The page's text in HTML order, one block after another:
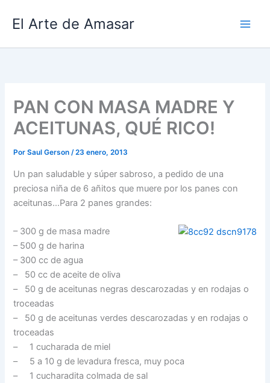
El Arte de Amasar
PAN CON MASA MADRE Y
ACEITUNAS, QUÉ RICO!
PorSaul Gerson/23 enero, 2013
Un pan saludable y súper sabroso, a pedido de una
preciosa niña de 6 añitos que muere por los panes con
aceitunas…Para 2 panes grandes:
– 300 g de masa madre
– 500 g de harina
– 300 cc de agua
– 50 cc de aceite de oliva
– 50 g de aceitunas negras descarozadas y en rodajas o
troceadas
– 50 g de aceitunas verdes descarozadas y en rodajas o
troceadas
– 1 cucharada de miel
– 5 a 10 g de levadura fresca, muy poca
– 1 cucharadita colmada de sal